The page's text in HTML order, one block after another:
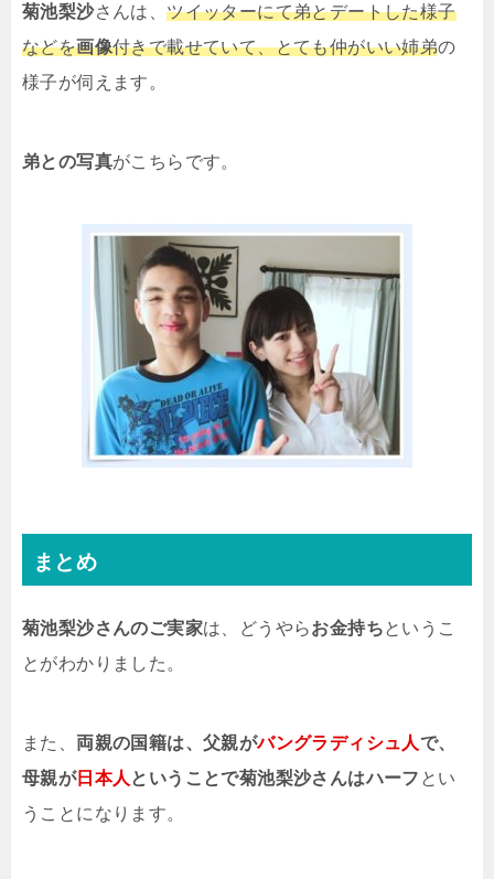
菊池梨沙さんは、ツイッターにて弟とデートした様子
などを画像付きで載せていて、とても仲がいい姉弟の
様子が伺えます。
弟との写真がこちらです。
まとめ
菊池梨沙さんのご実家は、どうやらお金持ちというこ
とがわかりました。
また、 両親の国籍は、父親がバングラディシュ人で、
母親が日本人 ということで菊池梨沙さんはハーフ とい
うことになります。